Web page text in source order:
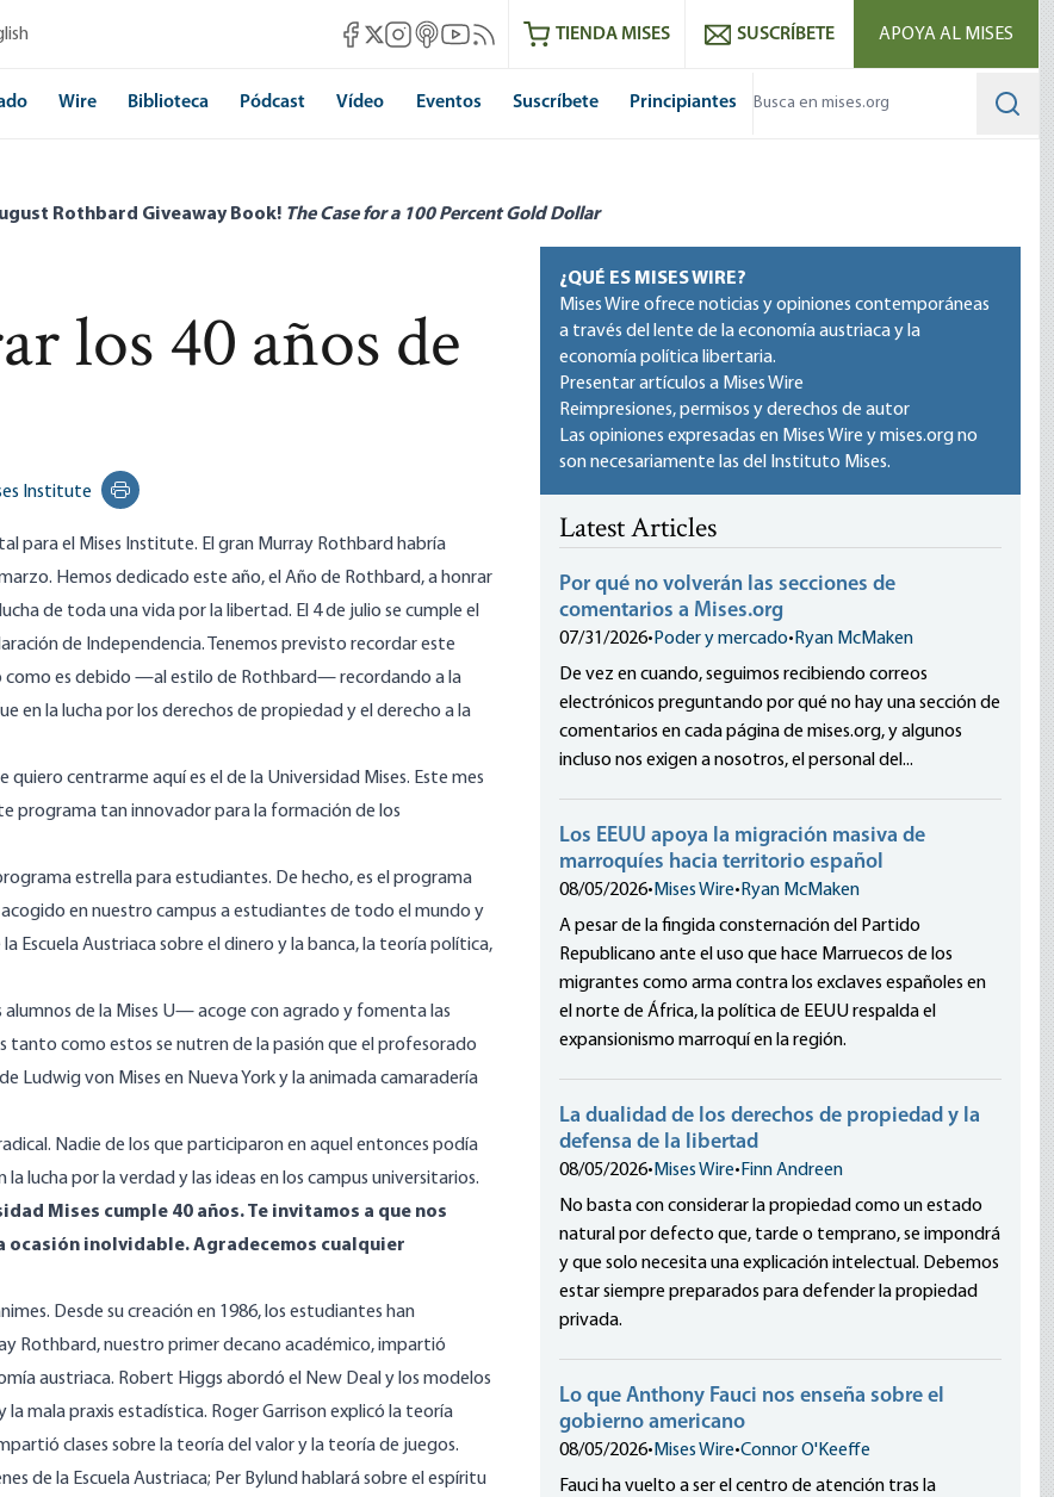
Mises Facebook
Mises X
Mises Instagram
Mises itunes
Mises Youtube
Mises RSS feedTIENDA MISES SUSCRÍBETE APOYA AL MISES
Wire Biblioteca Pódcast Vídeo Eventos Suscríbete Principiantes
Rothbard Giveaway Book! The Case for a 100 Percent Gold Dollar
los 40 años de
Institute
Print this page
para el Mises Institute. El gran Murray Rothbard habría
Hemos dedicado este año, el Año de Rothbard, a honrar
de toda una vida por la libertad. El 4 de julio se cumple el
de Independencia. Tenemos previsto recordar este
como es debido —al estilo de Rothbard— recordando a la
en la lucha por los derechos de propiedad y el derecho a la
quiero centrarme aquí es el de la Universidad Mises. Este mes
programa tan innovador para la formación de los
estrella para estudiantes. De hecho, es el programa
en nuestro campus a estudiantes de todo el mundo y
Escuela Austriaca sobre el dinero y la banca, la teoría política,
de la Mises U— acoge con agrado y fomenta las
como estos se nutren de la pasión que el profesorado
Ludwig von Mises en Nueva York y la animada camaradería
Nadie de los que participaron en aquel entonces podía
lucha por la verdad y las ideas en los campus universitarios.
Mises cumple 40 años. Te invitamos a que nos
ocasión inolvidable. Agradecemos cualquier
Desde su creación en 1986, los estudiantes han
Rothbard, nuestro primer decano académico, impartió
austriaca. Robert Higgs abordó el New Deal y los modelos
mala praxis estadística. Roger Garrison explicó la teoría
clases sobre la teoría del valor y la teoría de juegos.
de la Escuela Austriaca; Per Bylund hablará sobre el espíritu
¿QUÉ ES MISES WIRE?
Mises Wire ofrece noticias y opiniones contemporáneas
a través del lente de la economía austriaca y la
economía política libertaria.
Presentar artículos a Mises Wire
Reimpresiones, permisos y derechos de autor
Las opiniones expresadas en Mises Wire y mises.org no
son necesariamente las del Instituto Mises.
Latest Articles
Por qué no volverán las secciones de
comentarios a Mises.org
07/31/2026• Poder y mercado• Ryan McMaken
De vez en cuando, seguimos recibiendo correos
electrónicos preguntando por qué no hay una sección de
comentarios en cada página de mises.org, y algunos
incluso nos exigen a nosotros, el personal del...
Los EEUU apoya la migración masiva de
marroquíes hacia territorio español
08/05/2026• Mises Wire• Ryan McMaken
A pesar de la fingida consternación del Partido
Republicano ante el uso que hace Marruecos de los
migrantes como arma contra los exclaves españoles en
el norte de África, la política de EEUU respalda el
expansionismo marroquí en la región.
La dualidad de los derechos de propiedad y la
defensa de la libertad
08/05/2026• Mises Wire• Finn Andreen
No basta con considerar la propiedad como un estado
natural por defecto que, tarde o temprano, se impondrá
y que solo necesita una explicación intelectual. Debemos
estar siempre preparados para defender la propiedad
privada.
Lo que Anthony Fauci nos enseña sobre el
gobierno americano
08/05/2026• Mises Wire•Connor O'Keeffe
Fauci ha vuelto a ser el centro de atención tras la